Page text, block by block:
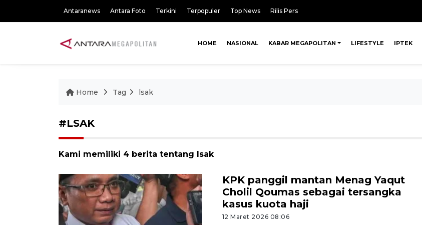
Antaranews Antara Foto Terkini Terpopuler Top News Rilis Pers
HOME NASIONAL KABAR MEGAPOLITAN LIFESTYLE IPTEK
Home Tag lsak
#LSAK
Kami memiliki 4 berita tentang lsak
KPK panggil mantan Menag Yaqut
Cholil Qoumas sebagai tersangka
kasus kuota haji
12 Maret 2026 08:06